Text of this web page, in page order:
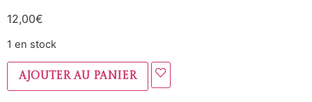
12,00€
1 en stock
Ajouter au panier